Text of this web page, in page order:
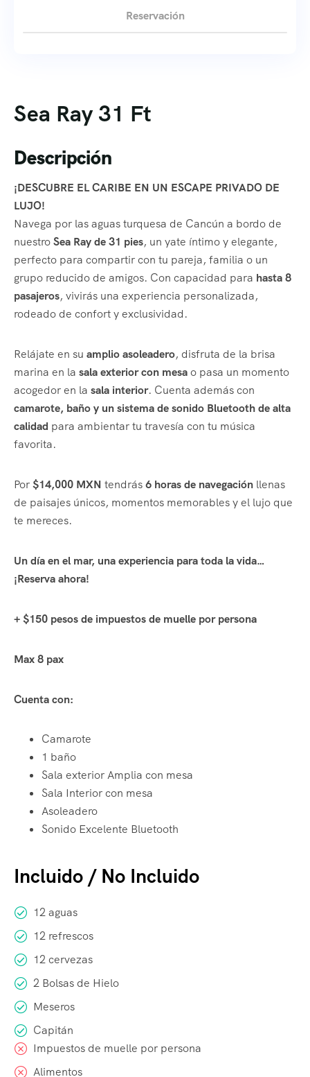
Sea Ray 31 Ft
Descripción
¡DESCUBRE EL CARIBE EN UN ESCAPE PRIVADO DE
LUJO!
Navega por las aguas turquesa de Cancún a bordo de
nuestroSea Ray de 31 pies, un yate íntimo y elegante,
perfecto para compartir con tu pareja, familia o un
grupo reducido de amigos. Con capacidad para hasta 8
pasajeros, vivirás una experiencia personalizada,
rodeado de confort y exclusividad.
Relájate en su amplio asoleadero, disfruta de la brisa
marina en la sala exterior con mesao pasa un momento
acogedor en la sala interior. Cuenta además con
camarote, baño y un sistema de sonido Bluetooth de alta
calidad para ambientar tu travesía con tu música
favorita.
Por$14,000 MXN tendrás6 horas de navegación llenas
de paisajes únicos, momentos memorables y el lujo que
te mereces.
Un día en el mar, una experiencia para toda la vida…
¡Reserva ahora!
+ $150 pesos de impuestos de muelle por persona
Max 8 pax
Cuenta con:
Camarote
1 baño
Sala exterior Amplia con mesa
Sala Interior con mesa
Asoleadero
Sonido Excelente Bluetooth
Incluido / No Incluido
12 aguas
12 refrescos
12 cervezas
2 Bolsas de Hielo
Meseros
Capitán
Impuestos de muelle por persona
Alimentos
Reservación